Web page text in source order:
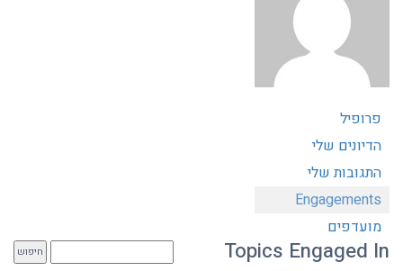
פרופיל
הדיונים שלי
התגובות שלי
Engagements
מועדפים
Topics Engaged In